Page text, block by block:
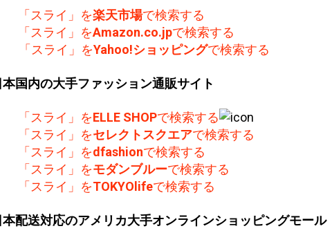
「スライ」を楽天市場で検索する
「スライ」をAmazon.co.jpで検索する
「スライ」をYahoo!ショッピングで検索する
本国内の大手ファッション通販サイト
「スライ」をELLE SHOPで検索する
「スライ」をセレクトスクエアで検索する
「スライ」をdfashionで検索する
「スライ」をモダンブルーで検索する
「スライ」をTOKYOlifeで検索する
本配送対応のアメリカ大手オンラインショッピングモール